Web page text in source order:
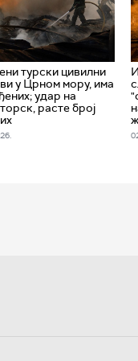
турски цивилни
у Црном мору, има
удар на
расте број